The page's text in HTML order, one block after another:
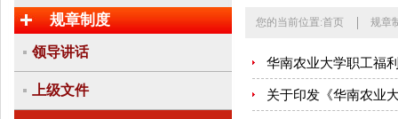
规章制度
领导讲话
上级文件
您的当前位置:首页 规章
华南农业大学职工福
关于印发《华南农业